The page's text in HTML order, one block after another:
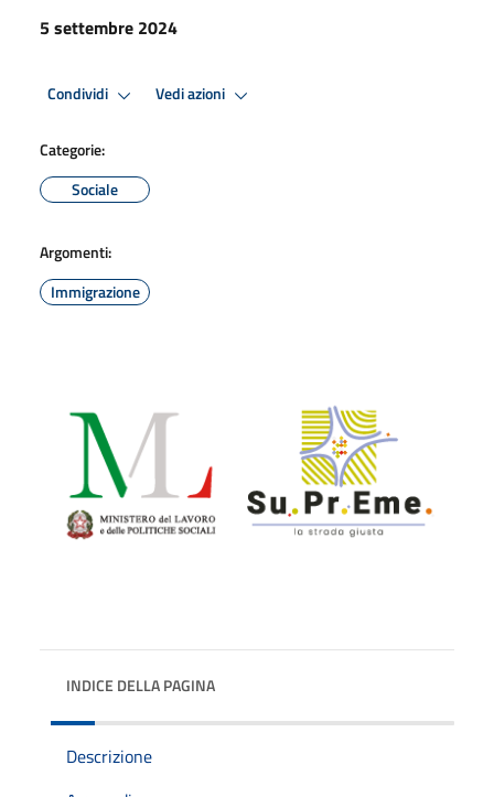
5 settembre 2024
Condividi Vedi azioni
Categorie:
Sociale
Argomenti:
Immigrazione
INDICE DELLA PAGINA
Descrizione